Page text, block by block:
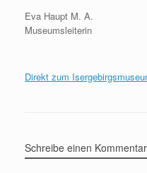
Eva Haupt M. A.
Museumsleiterin
Direkt zum
Schreibe einen Kommentar